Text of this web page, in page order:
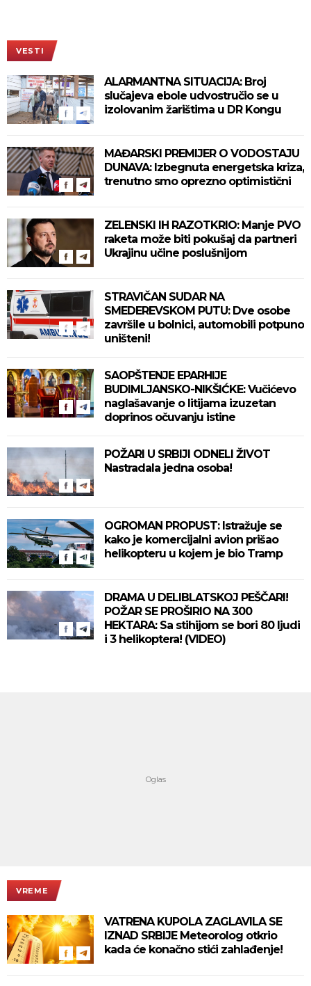
VESTI
ALARMANTNA SITUACIJA: Broj
slučajeva ebole udvostručio se u
izolovanim žarištima u DR Kongu
MAĐARSKI PREMIJER O VODOSTAJU
DUNAVA: Izbegnuta energetska kriza,
trenutno smo oprezno optimistični
ZELENSKI IH RAZOTKRIO: Manje PVO
raketa može biti pokušaj da partneri
Ukrajinu učine poslušnijom
STRAVIČAN SUDAR NA
SMEDEREVSKOM PUTU: Dve osobe
završile u bolnici, automobili potpuno
uništeni!
SAOPŠTENJE EPARHIJE
BUDIMLJANSKO-NIKŠIĆKE: Vučićevo
naglašavanje o litijama izuzetan
doprinos očuvanju istine
POŽARI U SRBIJI ODNELI ŽIVOT
Nastradala jedna osoba!
OGROMAN PROPUST: Istražuje se
kako je komercijalni avion prišao
helikopteru u kojem je bio Tramp
DRAMA U DELIBLATSKOJ PEŠČARI!
POŽAR SE PROŠIRIO NA 300
HEKTARA: Sa stihijom se bori 80 ljudi
i 3 helikoptera! (VIDEO)
VREME
VATRENA KUPOLA ZAGLAVILA SE
IZNAD SRBIJE Meteorolog otkrio
kada će konačno stići zahlađenje!